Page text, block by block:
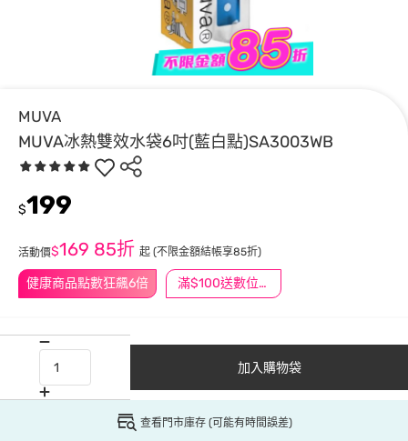
MUVA
MUVA冰熱雙效水袋6吋(藍白點)SA3003WB
健康商品點數狂飆6倍 滿$100送數位印花
$199
活動價$169 85折 起 (不限金額結帳享85折)
加入購物袋
查看門市庫存 (可能有時間誤差)